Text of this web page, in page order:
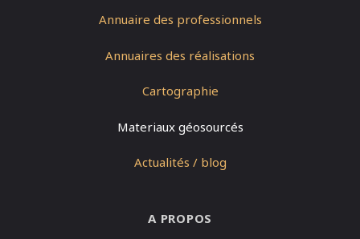
Annuaire des professionnels
Annuaires des réalisations
Cartographie
Materiaux géosourcés
Actualités / blog
A PROPOS